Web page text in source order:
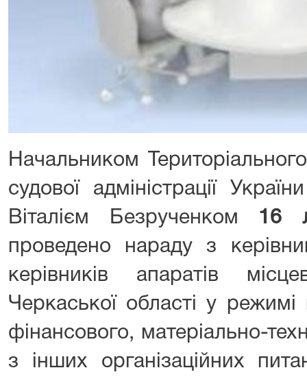
Начальником
судової адміністрації
Віталієм Безрученком 16
проведено нараду з
керівників апаратів
Черкаської області у режимі
фінансового, матеріально-
з інших організаційних